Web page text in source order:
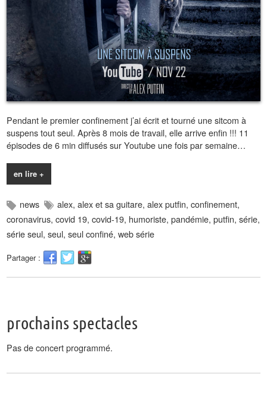
Pendant le premier confinement j’ai écrit et tourné une sitcom à
suspens tout seul. Après 8 mois de travail, elle arrive enfin !!! 11
épisodes de 6 min diffusés sur Youtube une fois par semaine…
en lire +
news alex,alex et sa guitare,alex putfin,confinement,
coronavirus,covid 19,covid-19, humoriste,pandémie,putfin,série,
série seul,seul,seul confiné,web série
Partager :
prochains spectacles
Pas de concert programmé.